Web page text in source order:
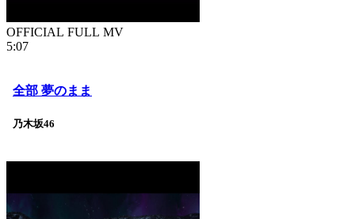
OFFICIAL FULL MV
5:07
全部 夢のまま
乃木坂46